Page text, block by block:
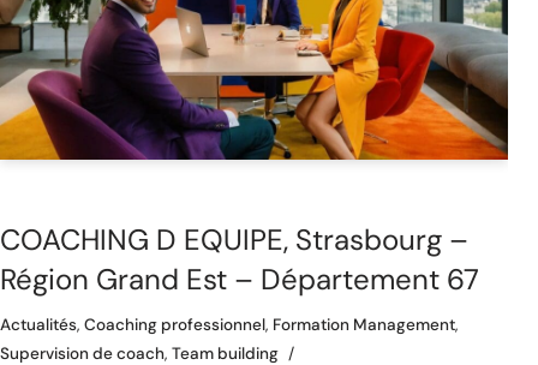
COACHING D EQUIPE, Strasbourg –
Région Grand Est – Département 67
Actualités, Coaching professionnel, Formation Management,
Supervision de coach, Team building